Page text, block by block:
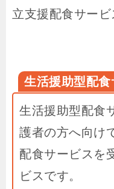
立支援配食サービ
生活援助型配食
生活援助型配食
護者の方へ向け
配食サービスを
ビスです。